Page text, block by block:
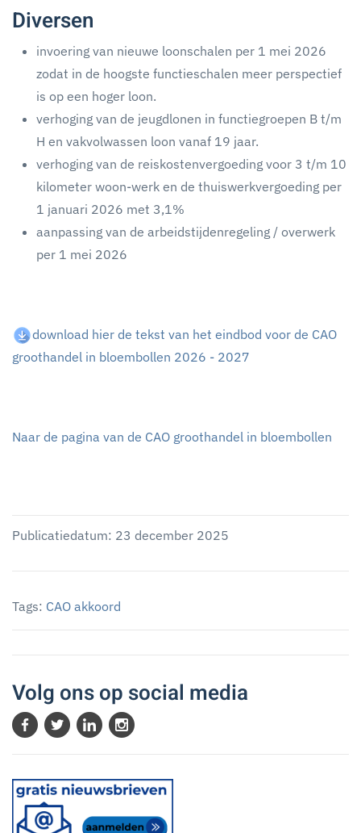
Diversen
invoering van nieuwe loonschalen per 1 mei 2026
zodat in de hoogste functieschalen meer perspectief
is op een hoger loon.
verhoging van de jeugdlonen in functiegroepen B t/m
H en vakvolwassen loon vanaf 19 jaar.
verhoging van de reiskostenvergoeding voor 3 t/m 10
kilometer woon-werk en de thuiswerkvergoeding per
1 januari 2026 met 3,1%
aanpassing van de arbeidstijdenregeling / overwerk
per 1 mei 2026
download hier de tekst van het eindbod voor de CAO
groothandel in bloembollen 2026 - 2027
Naar de pagina van de CAO groothandel in bloembollen
Publicatiedatum: 23 december 2025
Tags: CAO akkoord
Volg ons op social media